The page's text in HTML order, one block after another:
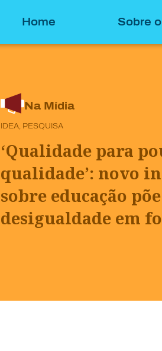
Home Sobre
Na Mídia
IDEA, PESQUISA
‘Qualidade para
qualidade’: novo
sobre educação põe
desigualdade em